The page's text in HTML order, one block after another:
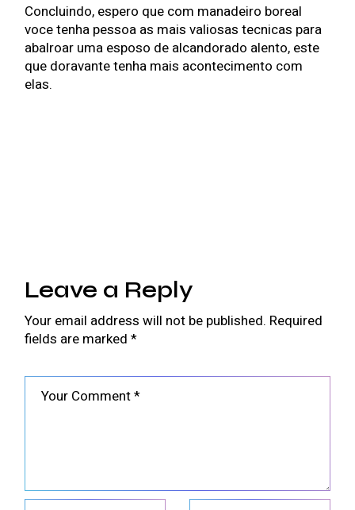
Concluindo, espero que com manadeiro boreal
voce tenha pessoa as mais valiosas tecnicas para
abalroar uma esposo de alcandorado alento, este
que doravante tenha mais acontecimento com
elas.
Leave a Reply
Your email address will not be published. Required
fields are marked*